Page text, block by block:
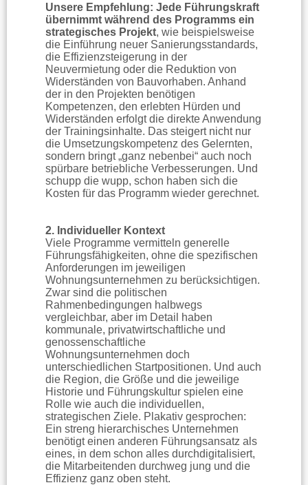
Unsere Empfehlung: Jede Führungskraft
übernimmt während des Programms ein
strategisches Projekt, wie beispielsweise
die Einführung neuer Sanierungsstandards,
die Effizienzsteigerung in der
Neuvermietung oder die Reduktion von
Widerständen von Bauvorhaben. Anhand
der in den Projekten benötigen
Kompetenzen, den erlebten Hürden und
Widerständen erfolgt die direkte Anwendung
der Trainingsinhalte. Das steigert nicht nur
die Umsetzungskompetenz des Gelernten,
sondern bringt „ganz nebenbei“ auch noch
spürbare betriebliche Verbesserungen. Und
schupp die wupp, schon haben sich die
Kosten für das Programm wieder gerechnet.
2. Individueller Kontext
Viele Programme vermitteln generelle
Führungsfähigkeiten, ohne die spezifischen
Anforderungen im jeweiligen
Wohnungsunternehmen zu berücksichtigen.
Zwar sind die politischen
Rahmenbedingungen halbwegs
vergleichbar, aber im Detail haben
kommunale, privatwirtschaftliche und
genossenschaftliche
Wohnungsunternehmen doch
unterschiedlichen Startpositionen. Und auch
die Region, die Größe und die jeweilige
Historie und Führungskultur spielen eine
Rolle wie auch die individuellen,
strategischen Ziele. Plakativ gesprochen:
Ein streng hierarchisches Unternehmen
benötigt einen anderen Führungsansatz als
eines, in dem schon alles durchdigitalisiert,
die Mitarbeitenden durchweg jung und die
Effizienz ganz oben steht.